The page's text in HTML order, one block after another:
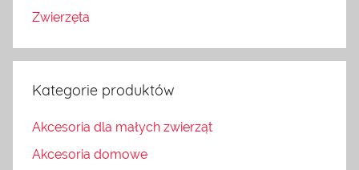
Zwierzęta
Kategorie produktów
Akcesoria dla małych zwierząt
Akcesoria domowe